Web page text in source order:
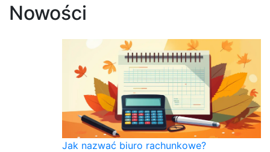
Nowości
Jak nazwać biuro rachunkowe?